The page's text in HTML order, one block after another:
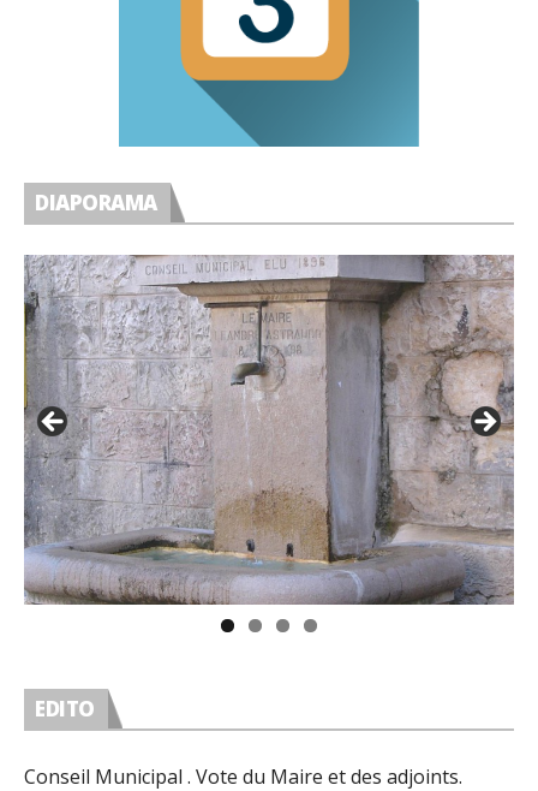
DIAPORAMA
EDITO
Conseil Municipal . Vote du Maire et des adjoints.